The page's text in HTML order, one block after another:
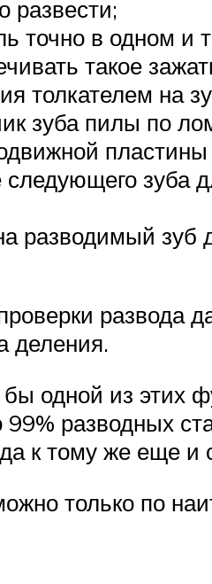
развести;
точно в одном и
такое
толкателем на
зуба пилы по
зуба
разводимый зуб
развода
деления.
одной из этих
разводных
к тому же еще и
только по